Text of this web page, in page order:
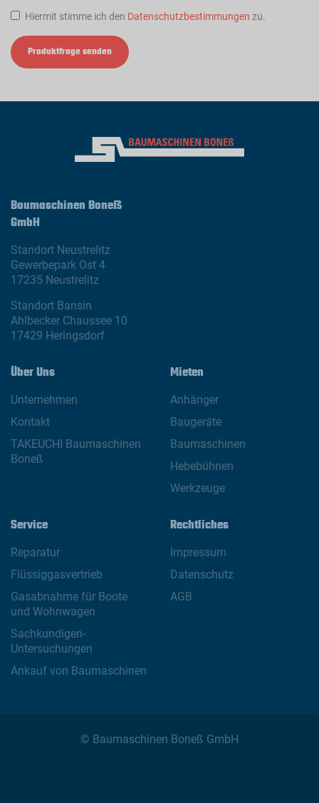
Hiermit stimme ich den Datenschutzbestimmungen zu.
Produktfrage senden
Baumaschinen Boneß
GmbH
Standort Neustrelitz
Gewerbepark Ost 4
17235 Neustrelitz
Standort Bansin
Ahlbecker Chaussee 10
17429 Heringsdorf
Über Uns
Unternehmen
Kontakt
TAKEUCHI Baumaschinen
Boneß
Mieten
Anhänger
Baugeräte
Baumaschinen
Hebebühnen
Werkzeuge
Service
Reparatur
Flüssiggasvertrieb
Gasabnahme für Boote
und Wohnwagen
Sachkundigen-
Untersuchungen
Ankauf von Baumaschinen
Rechtliches
Impressum
Datenschutz
AGB
© Baumaschinen Boneß GmbH